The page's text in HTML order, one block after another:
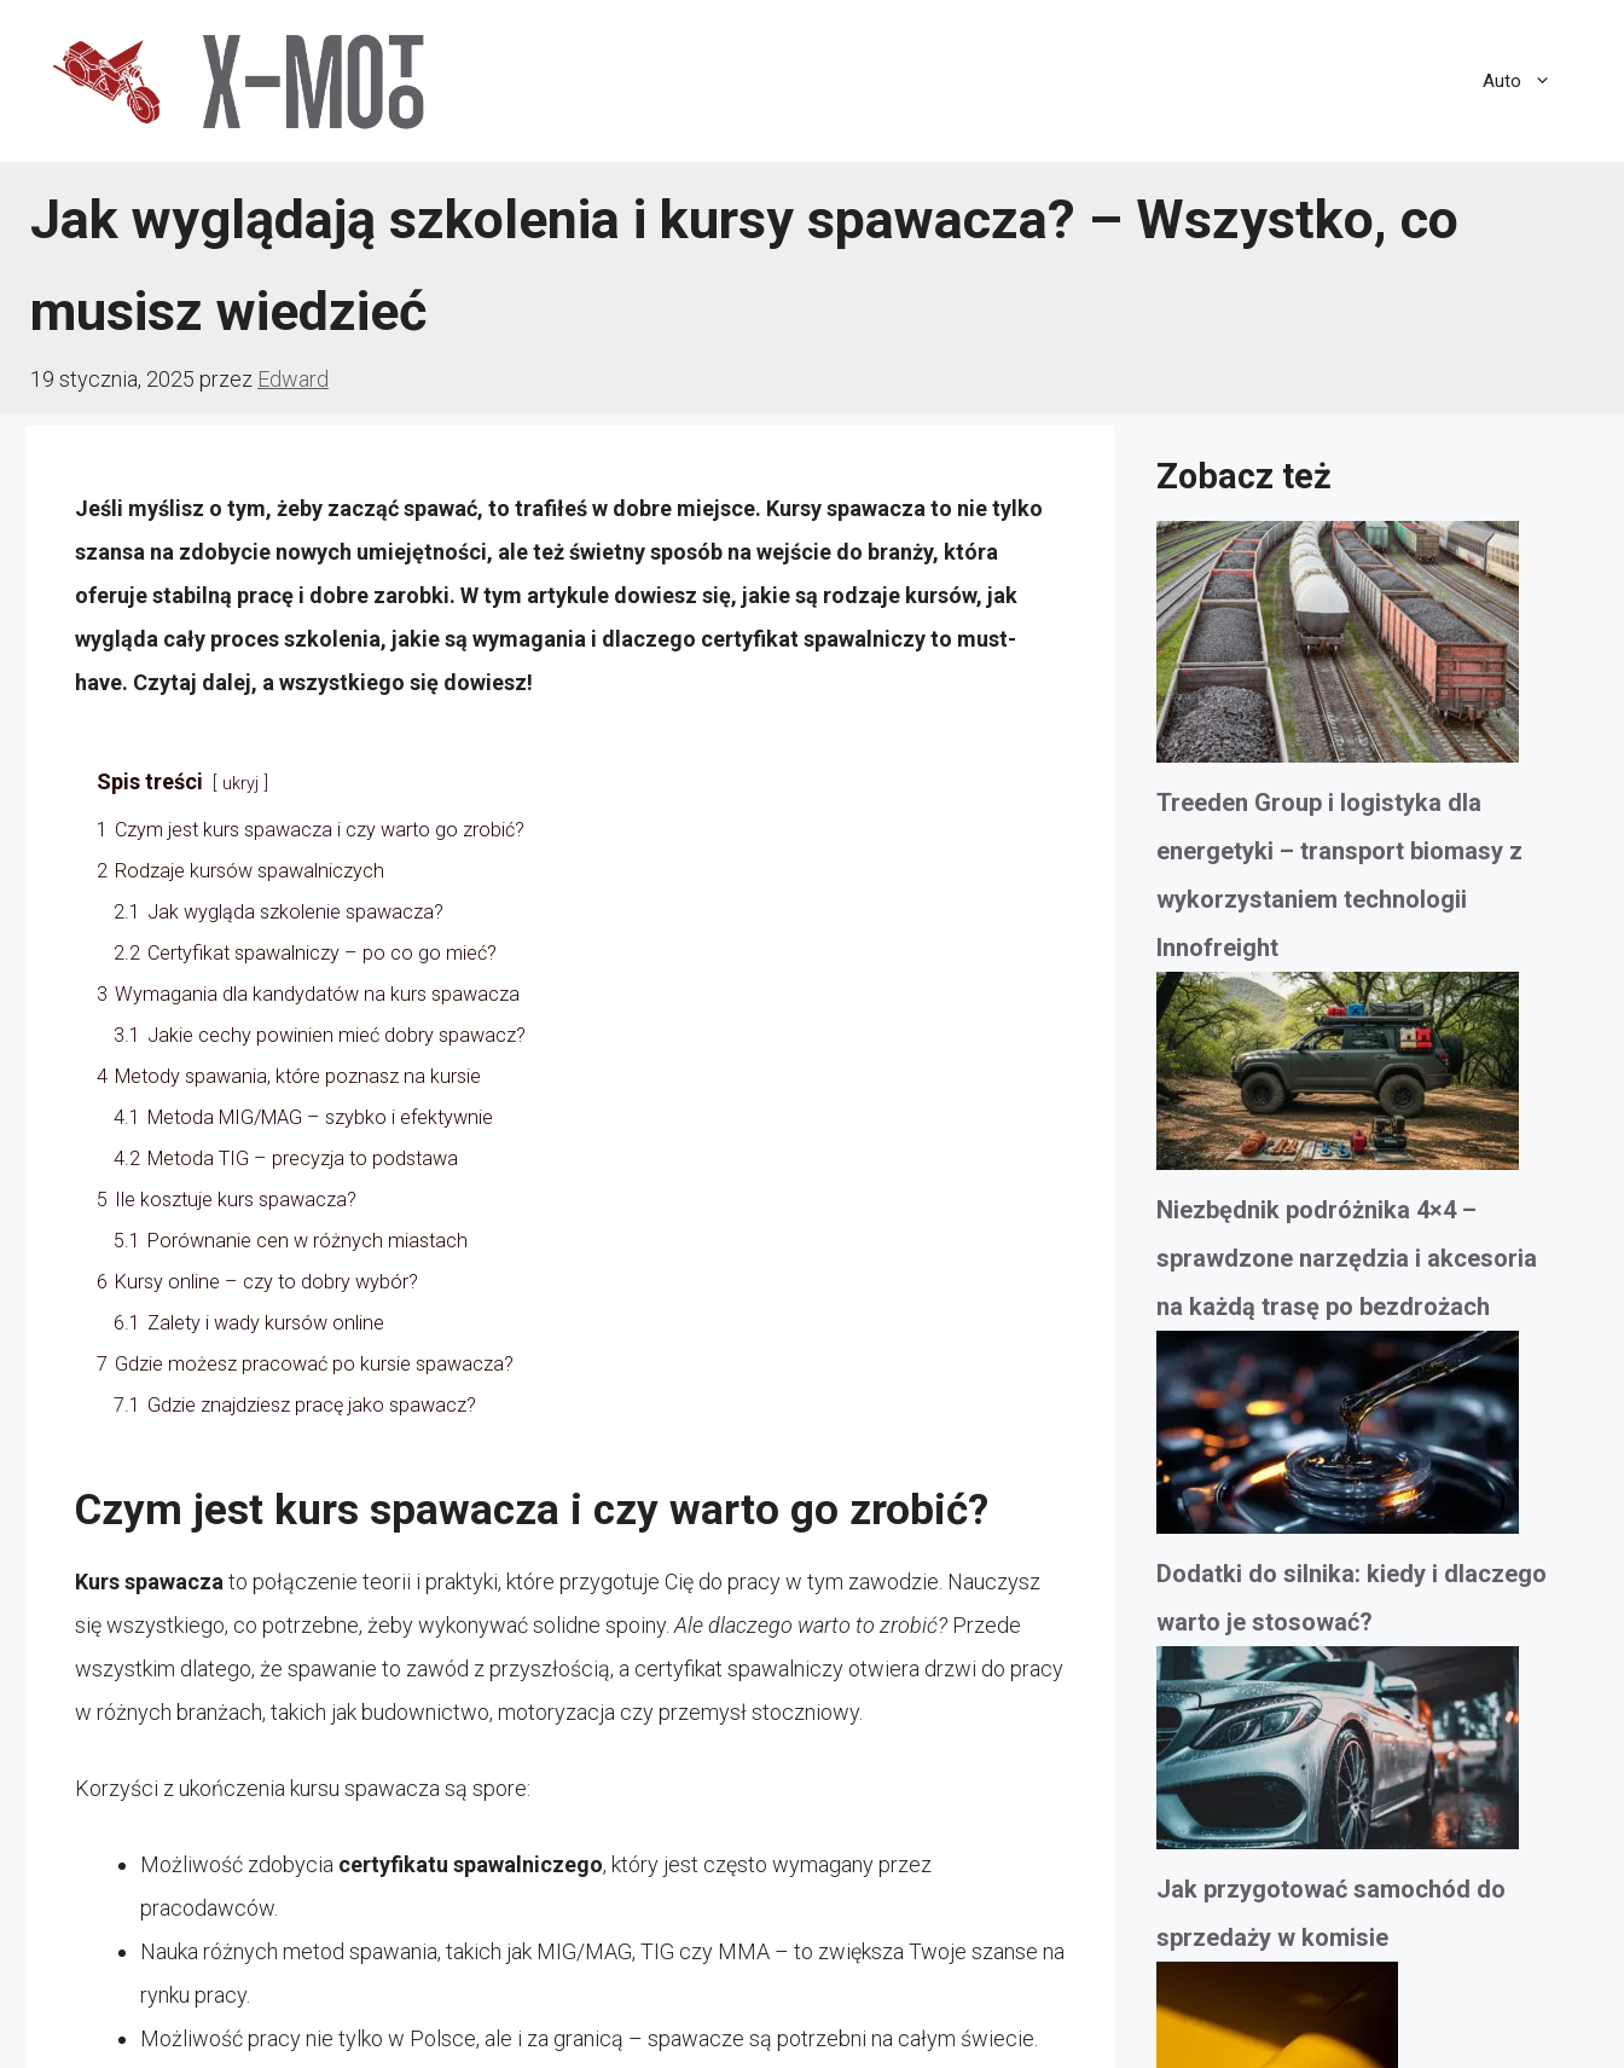
Auto
Jak wyglądają szkolenia i kursy spawacza? – Wszystko, co
musisz wiedzieć
19 stycznia, 2025 przez Edward
Jeśli myślisz o tym, żeby zacząć spawać, to trafiłeś w dobre miejsce. Kursy spawacza to nie tylko
szansa na zdobycie nowych umiejętności, ale też świetny sposób na wejście do branży, która
oferuje stabilną pracę i dobre zarobki. W tym artykule dowiesz się, jakie są rodzaje kursów, jak
wygląda cały proces szkolenia, jakie są wymagania i dlaczego certyfikat spawalniczy to must-
have. Czytaj dalej, a wszystkiego się dowiesz!
Spis treści ukryj
1 Czym jest kurs spawacza i czy warto go zrobić?
2 Rodzaje kursów spawalniczych
2.1 Jak wygląda szkolenie spawacza?
2.2 Certyfikat spawalniczy – po co go mieć?
3 Wymagania dla kandydatów na kurs spawacza
3.1 Jakie cechy powinien mieć dobry spawacz?
4 Metody spawania, które poznasz na kursie
4.1
Metoda MIG/MAG – szybko i efektywnie
4.2 Metoda TIG – precyzja to podstawa
5
Ile kosztuje kurs spawacza?
5.1
Porównanie cen w różnych miastach
6 Kursy online – czy to dobry wybór?
6.1 Zalety i wady kursów online
7 Gdzie możesz pracować po kursie spawacza?
7.1 Gdzie znajdziesz pracę jako spawacz?
Czym jest kurs spawacza i czy warto go zrobić?
Kurs spawaczato połączenie teorii i praktyki, które przygotuje Cię do pracy w tym zawodzie. Nauczysz
się wszystkiego, co potrzebne, żeby wykonywać solidne spoiny.Ale dlaczego warto to zrobić? Przede
wszystkim dlatego, że spawanie to zawód z przyszłością, a certyfikat spawalniczy otwiera drzwi do pracy
w różnych branżach, takich jak budownictwo, motoryzacja czy przemysł stoczniowy.
Korzyści z ukończenia kursu spawacza są spore:
Możliwość zdobycia certyfikatu spawalniczego, który jest często wymagany przez
pracodawców.
Nauka różnych metod spawania, takich jak MIG/MAG, TIG czy MMA – to zwiększa Twoje szanse na
rynku pracy.
Możliwość pracy nie tylko w Polsce, ale i za granicą – spawacze są potrzebni na całym świecie.
Zobacz też
Treeden Group i logistyka dla
energetyki – transport biomasy z
wykorzystaniem technologii
Innofreight
Niezbędnik podróżnika 4×4 –
sprawdzone narzędzia i akcesoria
na każdą trasę po bezdrożach
Dodatki do silnika: kiedy i dlaczego
warto je stosować?
Jak przygotować samochód do
sprzedaży w komisie